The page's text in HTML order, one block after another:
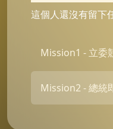
這個人還沒有留下
Mission1 - 立委
Mission2 - 總統